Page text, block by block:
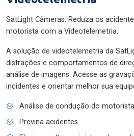
SatLight Câmeras: Reduza os
motorista com a Videotelemetria.
A solução de videotelemetria da
distrações e comportamentos de
análise de imagens. Acesse as
incidentes e orientar melhor sua
Análise de condução do motorista
Previna acidentes